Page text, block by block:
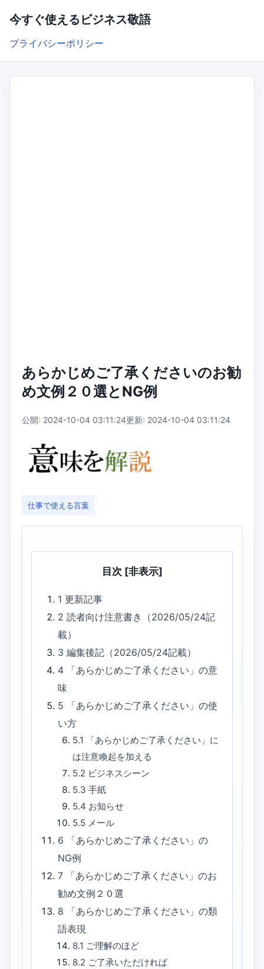
今すぐ使えるビジネス敬語
プライバシーポリシー
あらかじめご了承くださいのお勧
め文例２０選とNG例
公開: 2024-10-04 03:11:24更新: 2024-10-04 03:11:24
仕事で使える言葉
目次 [非表示]
1更新記事
2読者向け注意書き（2026/05/24記
載）
3編集後記（2026/05/24記載）
4
「あらかじめご了承ください」の意
味
5
「あらかじめご了承ください」の使
い方
5.1
「あらかじめご了承ください」に
は注意喚起を加える
5.2 ビジネスシーン
5.3 手紙
5.4 お知らせ
5.5 メール
6
「あらかじめご了承ください」の
NG例
7
「あらかじめご了承ください」のお
勧め文例２０選
8
「あらかじめご了承ください」の類
語表現
8.1 ご理解のほど
8.2 ご了承いただければ